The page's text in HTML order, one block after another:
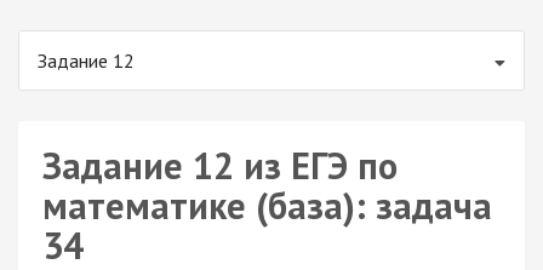
Задание 12
Задание 12 из ЕГЭ по
математике (база): задача
34